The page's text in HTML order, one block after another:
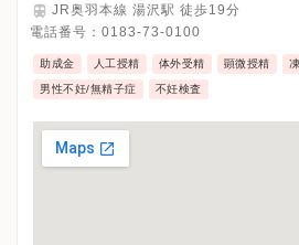
JR奥羽本線 湯沢駅 徒歩19分
電話番号： 0183-73-0100
助成金 人工授精 体外受精 顕微授精
男性不妊/無精子症 不妊検査